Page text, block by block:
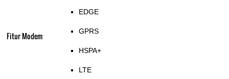
Fitur Modem
EDGE
GPRS
HSPA+
LTE